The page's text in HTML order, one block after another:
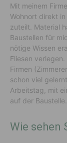
Mit meinem
Wohnort direkt
zuteilt. Material
Baustellen für
nötige Wissen
Fliesen
Firmen
schon viel
Arbeitstag, mit
auf der Baustelle.
Wie sehen